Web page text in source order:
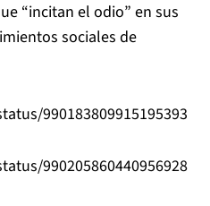
“incitan el odio” en sus
sociales de
990183809915195393
990205860440956928